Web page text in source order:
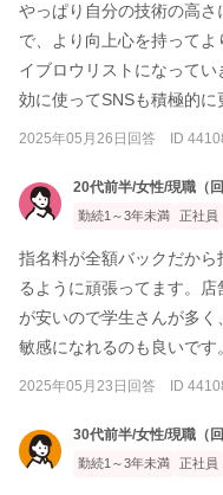
やっぱり自分の技術の高
で、より向上心を持って
イブロウリストになって
効に使ってSNSも積極的に
2025年05月26日回答 ID
20代前半/女性/現職（回
勤続1～3年未満
正社員
指名料が全額バックだか
るように頑張ってます。
が安いので学生さんが多
敏感になれるのも良いです。
2025年05月23日回答 ID
30代前半/女性/現職（回
勤続1～3年未満
正社員